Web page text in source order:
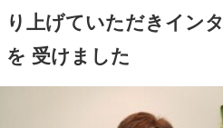
り上げていただきイン
を 受けました